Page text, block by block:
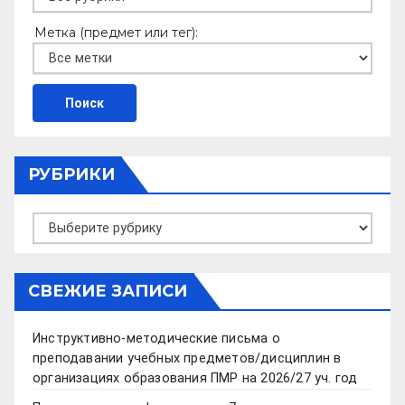
Метка (предмет или тег):
РУБРИКИ
Рубрики
СВЕЖИЕ ЗАПИСИ
Инструктивно-методические письма о
преподавании учебных предметов/дисциплин в
организациях образования ПМР на 2026/27 уч. год